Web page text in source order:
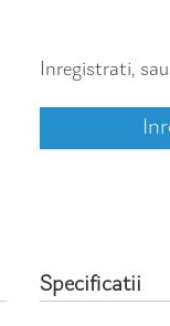
Inregistrati,
Specificatii